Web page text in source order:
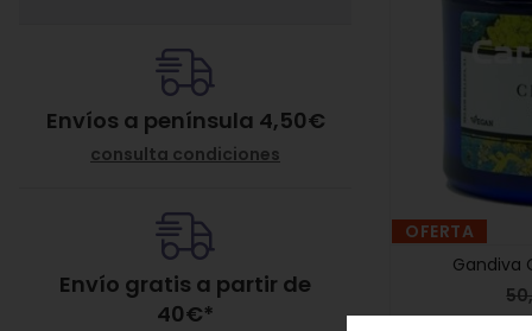
OFERTA
Gandiva
Envíos a península 4,50€
consulta condiciones
Envío gratis a partir de
40€*